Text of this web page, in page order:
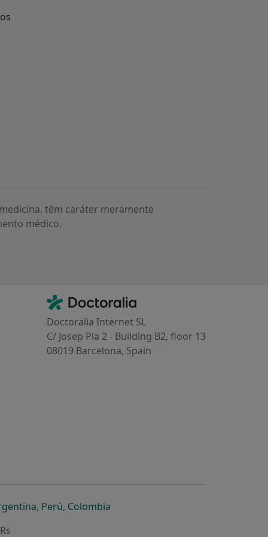
têm caráter meramente
médico.
Contacto
Doctoralia - Homepage
Doctoralia Internet SL
C/ Josep Pla 2 - Building B2, floor 13
08019 Barcelona, Spain
separador
num novo separador
abre num novo separador
, Perúabre num novo separador
, Colombiaabre num novo separador